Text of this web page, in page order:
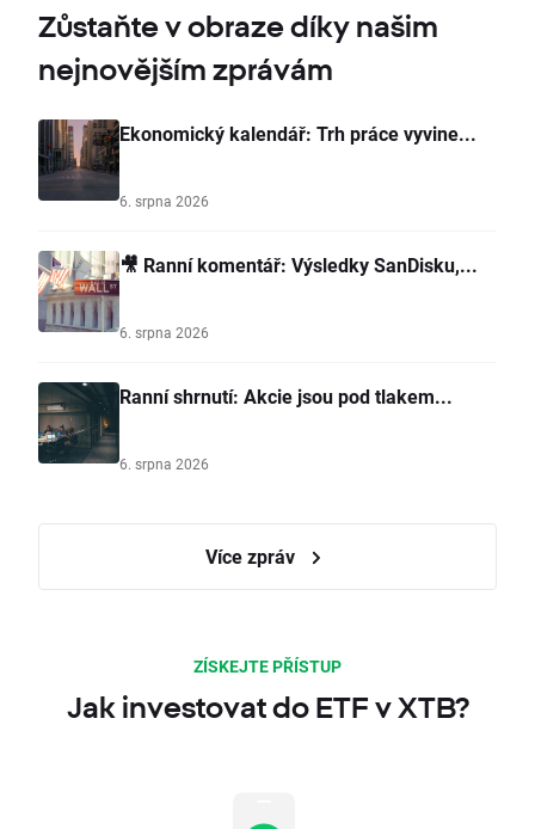
Zůstaňte v obraze díky našim
nejnovějším zprávám
Ekonomický kalendář: Trh práce vyvine...
6. srpna 2026
🎥 Ranní komentář: Výsledky SanDisku,...
6. srpna 2026
Ranní shrnutí: Akcie jsou pod tlakem...
6. srpna 2026
Více zpráv
ZÍSKEJTE PŘÍSTUP
Jak investovat do ETF v XTB?